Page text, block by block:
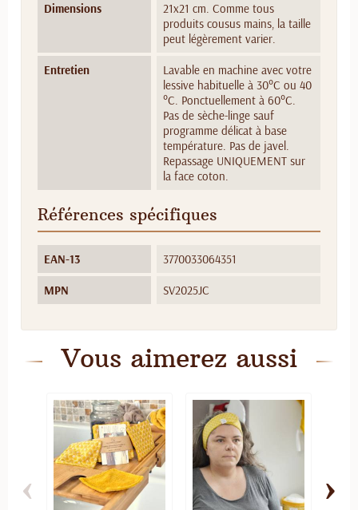
Dimensions
21x21 cm. Comme tous
produits cousus mains, la taille
peut légèrement varier.
Entretien
Lavable en machine avec votre
lessive habituelle à 30°C ou 40
°C. Ponctuellement à 60°C.
Pas de sèche-linge sauf
programme délicat à base
température. Pas de javel.
Repassage UNIQUEMENT sur
la face coton.
Références spécifiques
EAN-13 3770033064351
MPN SV2025JC
Vous aimerez aussi
‹ ›